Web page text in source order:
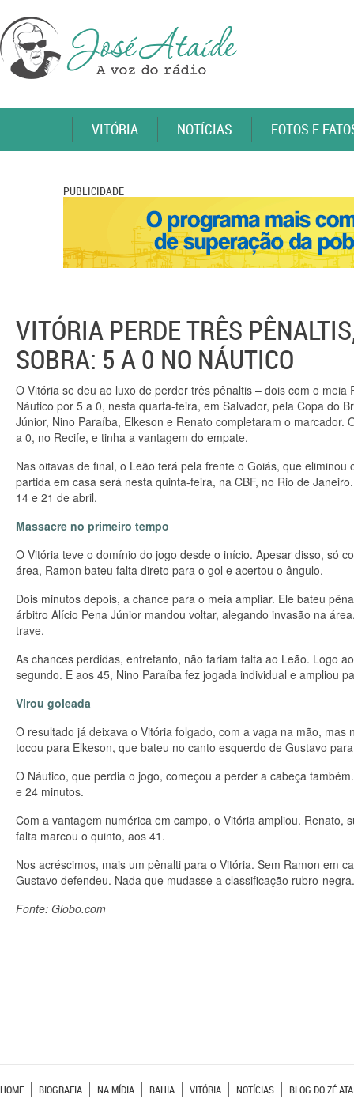
VITÓRIA NOTÍCIAS FOTOS E
PUBLICIDADE
VITÓRIA PERDE TRÊS
SOBRA: 5 A 0 NO NÁUTICO
O Vitória se deu ao luxo de perder três pênaltis – dois com o
Náutico por 5 a 0, nesta quarta-feira, em Salvador, pela Copa do
Júnior, Nino Paraíba, Elkeson e Renato completaram o
a 0, no Recife, e tinha a vantagem do empate.
Nas oitavas de final, o Leão terá pela frente o Goiás, que
partida em casa será nesta quinta-feira, na CBF, no Rio de
14 e 21 de abril.
Massacre no primeiro tempo
O Vitória teve o domínio do jogo desde o início. Apesar disso, só
área, Ramon bateu falta direto para o gol e acertou o ângulo.
Dois minutos depois, a chance para o meia ampliar. Ele bateu
árbitro Alício Pena Júnior mandou voltar, alegando invasão na
trave.
As chances perdidas, entretanto, não fariam falta ao Leão. Logo
segundo. E aos 45, Nino Paraíba fez jogada individual e ampliou
Virou goleada
O resultado já deixava o Vitória folgado, com a vaga na mão,
tocou para Elkeson, que bateu no canto esquerdo de Gustavo
O Náutico, que perdia o jogo, começou a perder a cabeça
e 24 minutos.
Com a vantagem numérica em campo, o Vitória ampliou.
falta marcou o quinto, aos 41.
Nos acréscimos, mais um pênalti para o Vitória. Sem Ramon em
Gustavo defendeu. Nada que mudasse a classificação rubro-negra.
Fonte: Globo.com
HOME BIOGRAFIA NA MÍDIA BAHIA VITÓRIA NOTÍCIAS BLOG DO ZÉ